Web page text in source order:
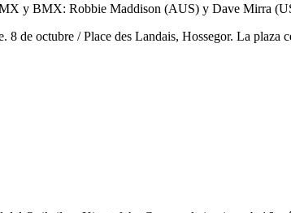
y BMX: Robbie Maddison (AUS) y Dave Mirra
de octubre / Place des Landais, Hossegor. La